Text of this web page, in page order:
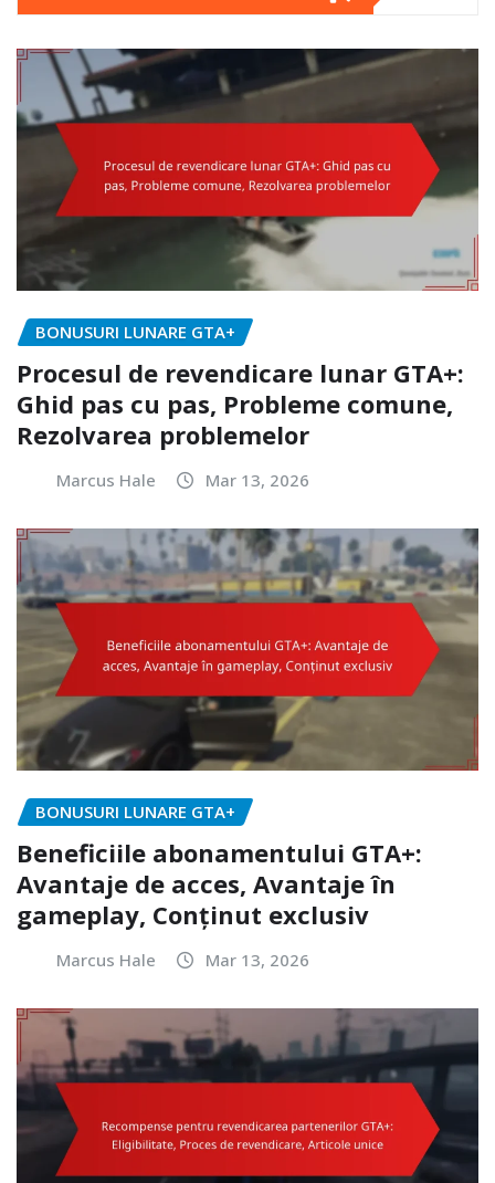
BONUSURI LUNARE GTA+
Procesul de revendicare lunar GTA+:
Ghid pas cu pas, Probleme comune,
Rezolvarea problemelor
Marcus Hale Mar 13, 2026
BONUSURI LUNARE GTA+
Beneficiile abonamentului GTA+:
Avantaje de acces, Avantaje în
gameplay, Conținut exclusiv
Marcus Hale Mar 13, 2026